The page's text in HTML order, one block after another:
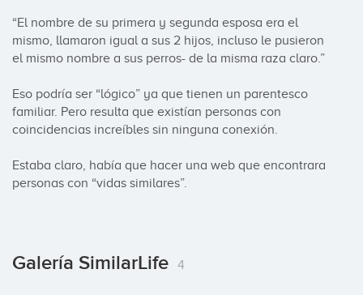
“El nombre de su primera y segunda esposa era el
mismo, llamaron igual a sus 2 hijos, incluso le pusieron
el mismo nombre a sus perros- de la misma raza claro.”
Eso podría ser “lógico” ya que tienen un parentesco
familiar. Pero resulta que existían personas con
coincidencias increíbles sin ninguna conexión.
Estaba claro, había que hacer una web que encontrara
personas con “vidas similares”.
Galería SimilarLife 4